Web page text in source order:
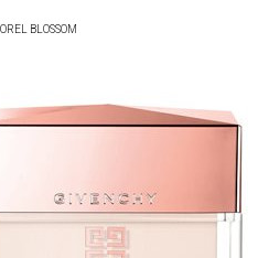
BLOSSOM